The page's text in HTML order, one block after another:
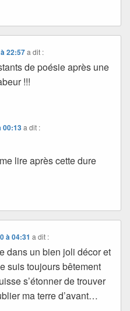
22:57 a dit :
de poésie après une
!!!
00:13a dit :
lire après cette dure
à 04:31 a dit :
dans un bien joli décor et
suis toujours bêtement
s’étonner de trouver
ma terre d’avant…